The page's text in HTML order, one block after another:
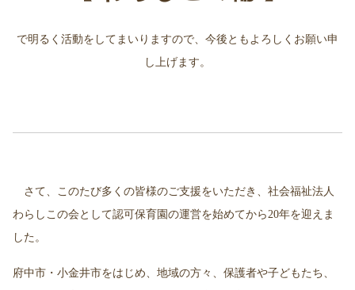
で明るく活動をしてまいりますので、今後ともよろしくお願い申
し上げます。
さて、このたび多くの皆様のご支援をいただき、社会福祉法人
わらしこの会として認可保育園の運営を始めてから20年を迎えま
した。
府中市・小金井市をはじめ、地域の方々、保護者や子どもたち、